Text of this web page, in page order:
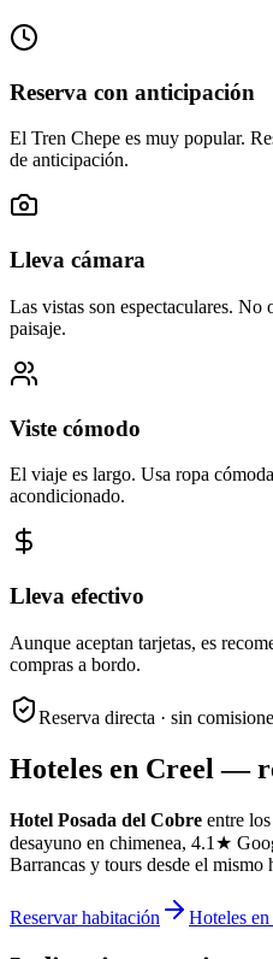
Reserva con anticipación
El Tren Chepe es muy popular.
de anticipación.
Lleva cámara
Las vistas son espectaculares. No
paisaje.
Viste cómodo
El viaje es largo. Usa ropa
acondicionado.
Lleva efectivo
Aunque aceptan tarjetas, es
compras a bordo.
Reserva directa · sin
Hoteles en Creel —
Hotel Posada del Cobre entre
desayuno en chimenea, 4.1★
Barrancas y tours desde el
Reservar habitación Hoteles